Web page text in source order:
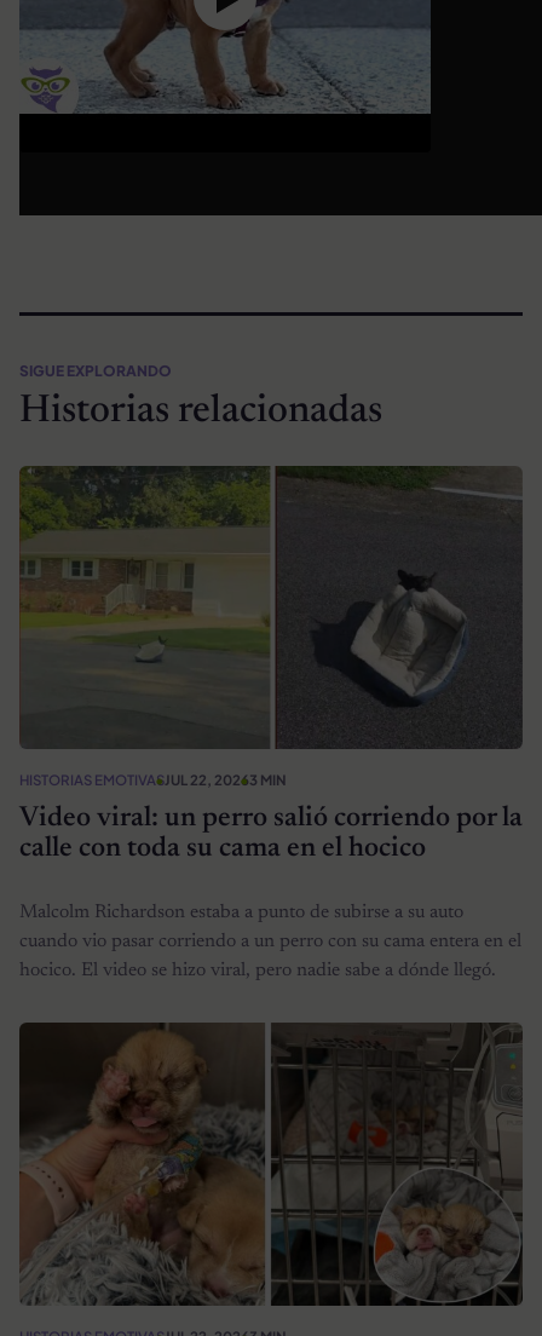
SIGUE EXPLORANDO
Historias relacionadas
HISTORIAS EMOTIVASJUL 22, 20263 MIN
Video viral: un perro salió corriendo por la
calle con toda su cama en el hocico
Malcolm Richardson estaba a punto de subirse a su auto
cuando vio pasar corriendo a un perro con su cama entera en el
hocico. El video se hizo viral, pero nadie sabe a dónde llegó.